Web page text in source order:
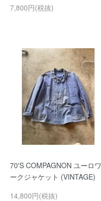
7,800円(税抜)
70'S COMPAGNON ユーロワ
ークジャケット (VINTAGE)
14,800円(税抜)